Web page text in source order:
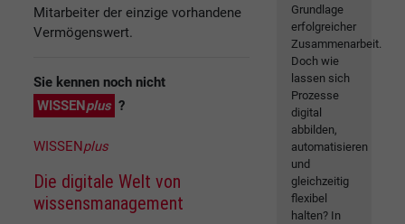
Mitarbeiter der einzige vorhandene
Vermögenswert.
Sie kennen noch nicht
WISSENplus ?
WISSENplus
Die digitale Welt von
wissensmanagement
Grundlage
erfolgreicher
Zusammenarbeit.
Doch wie
lassen sich
Prozesse
digital
abbilden,
automatisieren
und
gleichzeitig
flexibel
halten? In